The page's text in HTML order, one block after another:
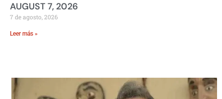
AUGUST 7, 2026
7 de agosto, 2026
Leer más »